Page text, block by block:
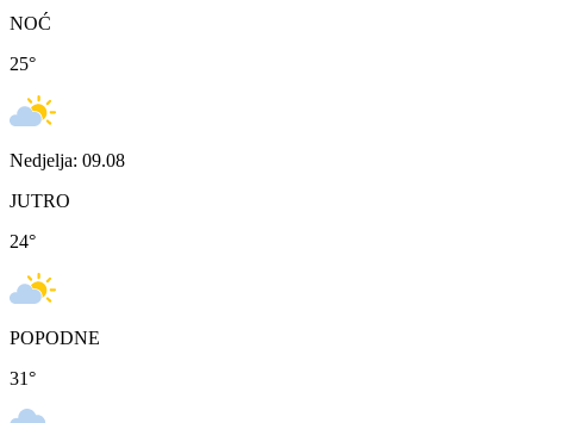
NOĆ
25°
Nedjelja: 09.08
JUTRO
24°
POPODNE
31°